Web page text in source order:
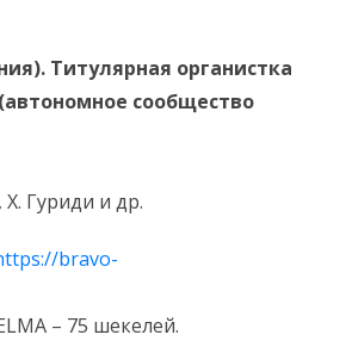
Титулярная органистка
сообщество
Х. Гуриди и др.
bravo-
– 75 шекелей.